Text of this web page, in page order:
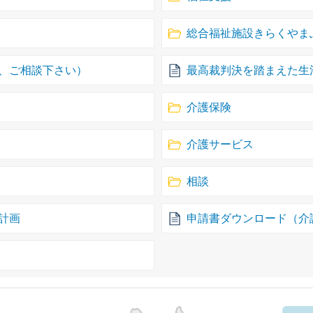
総合福祉施設きらくやま
ご相談下さい） 最高裁判決を踏まえた
介護保険
介護サービス
相談
画 申請書ダウンロード（介